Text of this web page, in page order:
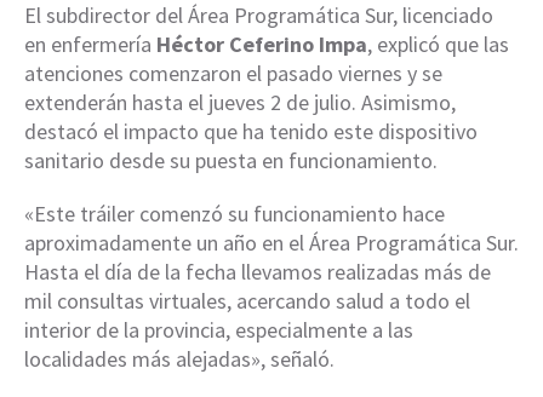
El subdirector del Área Programática Sur, licenciado
en enfermería Héctor Ceferino Impa, explicó que las
atenciones comenzaron el pasado viernes y se
extenderán hasta el jueves 2 de julio. Asimismo,
destacó el impacto que ha tenido este dispositivo
sanitario desde su puesta en funcionamiento.
«Este tráiler comenzó su funcionamiento hace
aproximadamente un año en el Área Programática Sur.
Hasta el día de la fecha llevamos realizadas más de
mil consultas virtuales, acercando salud a todo el
interior de la provincia, especialmente a las
localidades más alejadas», señaló.